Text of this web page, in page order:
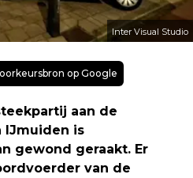
Inter Visual Studio
op Google
aan de
IJmuiden is
gewond geraakt. Er
van de